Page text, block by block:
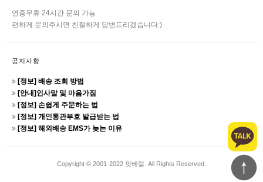
연중무휴 24시간 문의 가능
편하게 문의주시면 친절하게 답변드리겠습니다:)
공지사항
[정보] 배송 조회 방법
[안내]인사말 및 마음가짐
[정보] 손쉽게 주문하는 법
[정보] 개인통관부호 발급받는 법
[정보] 해외배송 EMS가 늦는 이유
Copyright © 2001-2022 핏베럴. All Rights Reserved.